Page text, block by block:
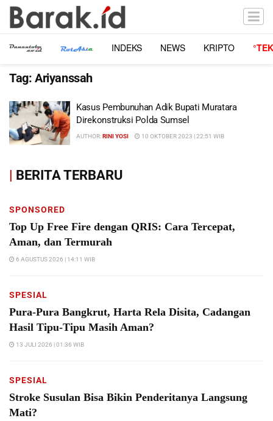
INDEKS NEWS KRIPTO
Tag: Ariyanssah
Kasus Pembunuhan Adik Bupati Muratara
Direkonstruksi Polda Sumsel
AUTHOR:RINI YOSI 10 OKTOBER 2023 | 22:51 WIB
| BERITA TERBARU
SPONSORED
Top Up Free Fire dengan QRIS: Cara Tercepat,
Aman, dan Termurah
6 AGUSTUS 2026 | 14:11 WIB
SPESIAL
Pura-Pura Bangkrut, Harta Rela Disita, Cadangan
Hasil Tipu-Tipu Masih Aman?
13 JULI 2026 | 01:36 WIB
SPESIAL
Stroke Susulan Bisa Bikin Penderitanya Langsung
Mati?